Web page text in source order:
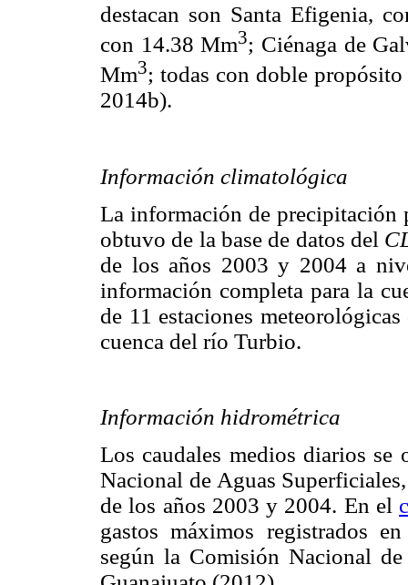
destacan son Santa Efigenia,
con 14.38 Mm3; Ciénaga de
Mm3; todas con doble
2014b).
Información climatológica
La información de precipitación
obtuvo de la base de datos del
de los años 2003 y 2004 a
información completa para la
de 11 estaciones
cuenca del río Turbio.
Información hidrométrica
Los caudales medios diarios se
Nacional de Aguas
de los años 2003 y 2004. En el
gastos máximos registrados
según la Comisión Nacional